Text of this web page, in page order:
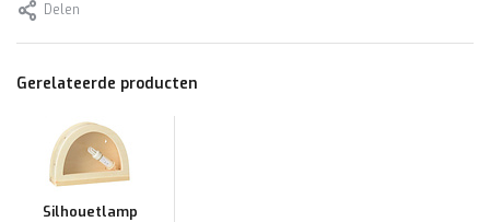
Delen
Gerelateerde producten
Silhouetlamp